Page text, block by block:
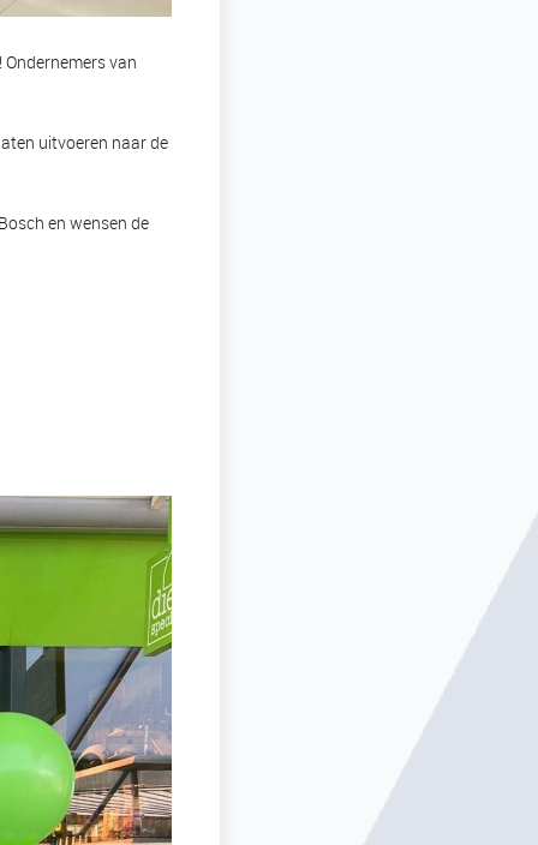
van
uitvoeren naar de
en wensen de